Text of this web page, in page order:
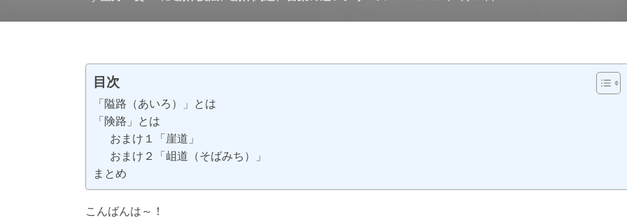
目次
「隘路（あいろ）」とは
「険路」とは
おまけ１「崖道」
おまけ２「岨道（そばみち）」
まとめ
こんばんは～！